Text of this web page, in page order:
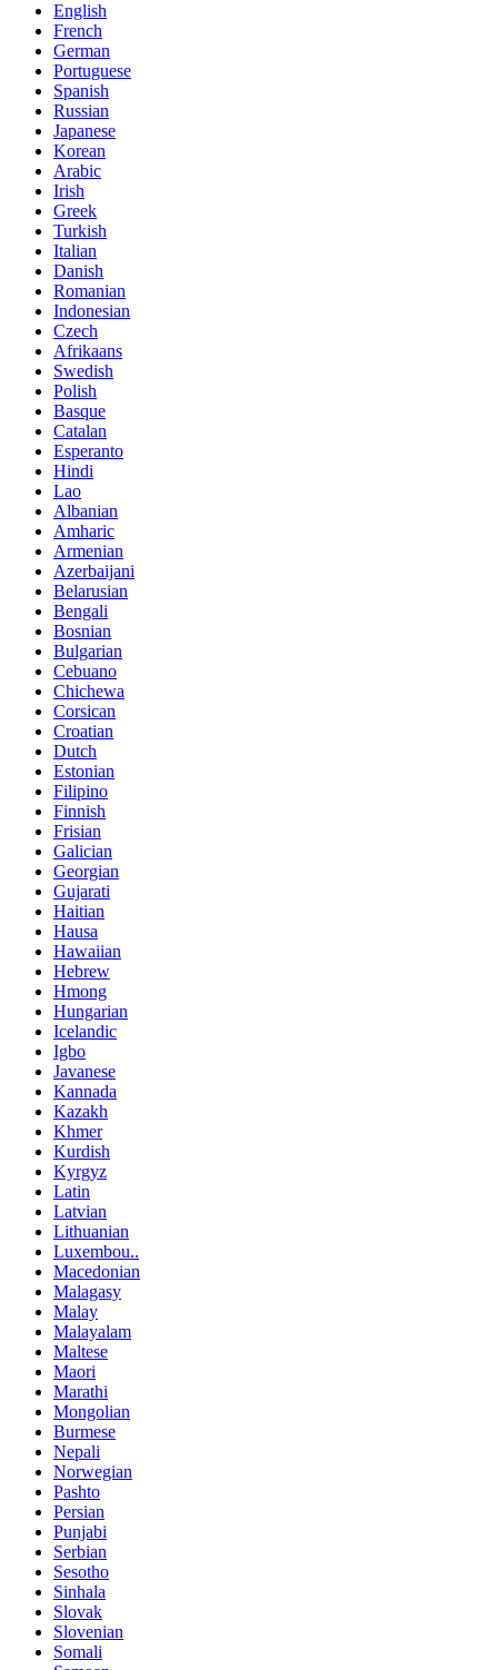
English
French
German
Portuguese
Spanish
Russian
Japanese
Korean
Arabic
Irish
Greek
Turkish
Italian
Danish
Romanian
Indonesian
Czech
Afrikaans
Swedish
Polish
Basque
Catalan
Esperanto
Hindi
Lao
Albanian
Amharic
Armenian
Azerbaijani
Belarusian
Bengali
Bosnian
Bulgarian
Cebuano
Chichewa
Corsican
Croatian
Dutch
Estonian
Filipino
Finnish
Frisian
Galician
Georgian
Gujarati
Haitian
Hausa
Hawaiian
Hebrew
Hmong
Hungarian
Icelandic
Igbo
Javanese
Kannada
Kazakh
Khmer
Kurdish
Kyrgyz
Latin
Latvian
Lithuanian
Luxembou..
Macedonian
Malagasy
Malay
Malayalam
Maltese
Maori
Marathi
Mongolian
Burmese
Nepali
Norwegian
Pashto
Persian
Punjabi
Serbian
Sesotho
Sinhala
Slovak
Slovenian
Somali